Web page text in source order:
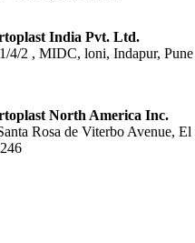
India Pvt. Ltd.
4/2 , MIDC, loni, Indapur,
North America Inc.
Rosa de Viterbo Avenue,